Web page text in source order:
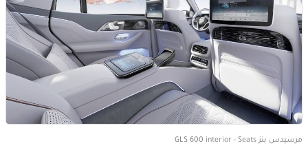
مرسيدس بنز GLS 600 interior - Seats